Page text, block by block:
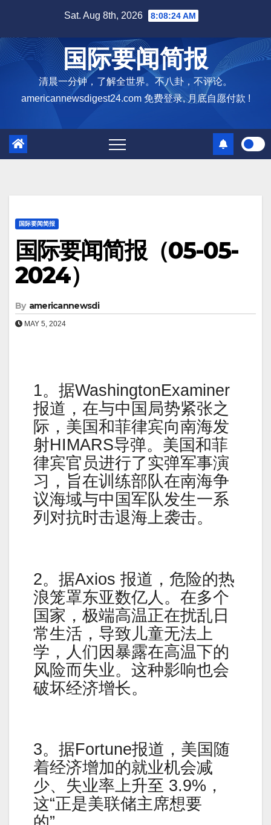
content
Sat. Aug 8th, 2026 8:08:25 AM
国际要闻简报
清晨一分钟，了解全世界。不八卦，不评论。
americannewsdigest24.com 免费登录, 月底自愿付款 !
国际要闻简报
国际要闻简报（05-05-
2024）
By americannewsdi
MAY 5, 2024
1。据WashingtonExaminer
报道，在与中国局势紧张之
际，美国和菲律宾向南海发
射HIMARS导弹。美国和菲
律宾官员进行了实弹军事演
习，旨在训练部队在南海争
议海域与中国军队发生一系
列对抗时击退海上袭击。
2。据Axios 报道，危险的热
浪笼罩东亚数亿人。在多个
国家，极端高温正在扰乱日
常生活，导致儿童无法上
学，人们因暴露在高温下的
风险而失业。这种影响也会
破坏经济增长。
3。据Fortune报道，美国随
着经济增加的就业机会减
少、失业率上升至 3.9%，
这“正是美联储主席想要